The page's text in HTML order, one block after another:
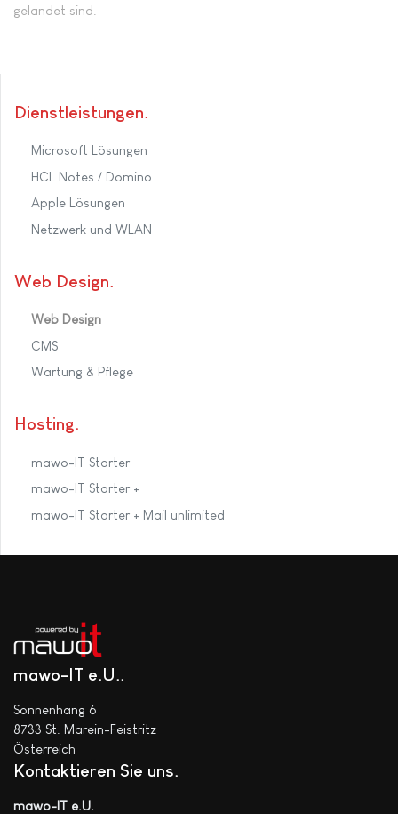
gelandet sind.
Dienstleistungen
Microsoft Lösungen
HCL Notes / Domino
Apple Lösungen
Netzwerk und WLAN
Web Design
Web Design
CMS
Wartung & Pflege
Hosting
mawo-IT Starter
mawo-IT Starter +
mawo-IT Starter + Mail unlimited
mawo-IT e.U.
Sonnenhang 6
8733 St. Marein-Feistritz
Österreich
Kontaktieren Sie uns
mawo-IT e.U.